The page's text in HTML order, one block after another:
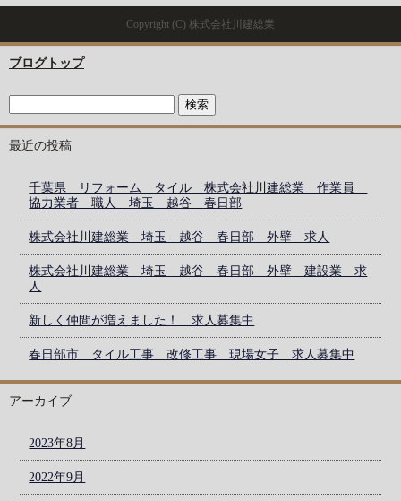
Copyright (C) 株式会社川建総業
ブログトップ
最近の投稿
千葉県 リフォーム タイル 株式会社川建総業 作業員
協力業者 職人 埼玉 越谷 春日部
株式会社川建総業 埼玉 越谷 春日部 外壁 求人
株式会社川建総業 埼玉 越谷 春日部 外壁 建設業 求
人
新しく仲間が増えました！ 求人募集中
春日部市 タイル工事 改修工事 現場女子 求人募集中
アーカイブ
2023年8月
2022年9月